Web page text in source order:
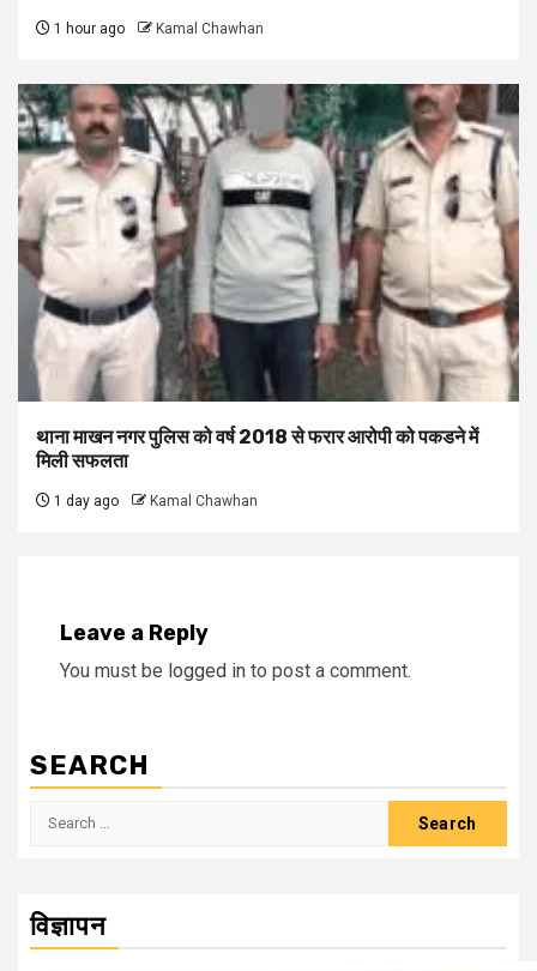
1 hour ago Kamal Chawhan
थाना माखन नगर पुलिस को वर्ष 2018 से फरार आरोपी को पकडने में
मिली सफलता
1 day ago Kamal Chawhan
Leave a Reply
You must be logged in to post a comment.
SEARCH
Search
विज्ञापन